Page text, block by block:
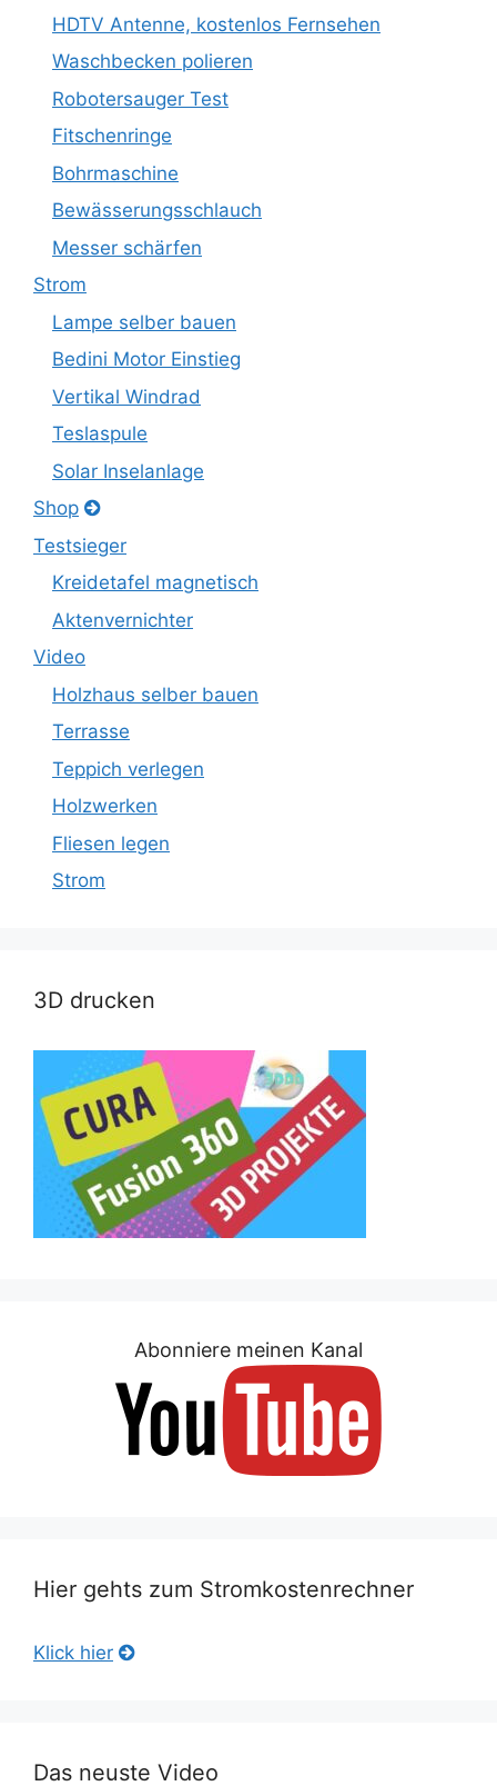
HDTV Antenne, kostenlos Fernsehen
Waschbecken polieren
Robotersauger Test
Fitschenringe
Bohrmaschine
Bewässerungsschlauch
Messer schärfen
Strom
Lampe selber bauen
Bedini Motor Einstieg
Vertikal Windrad
Teslaspule
Solar Inselanlage
Shop
Testsieger
Kreidetafel magnetisch
Aktenvernichter
Video
Holzhaus selber bauen
Terrasse
Teppich verlegen
Holzwerken
Fliesen legen
Strom
3D drucken
Abonniere meinen Kanal
Hier gehts zum Stromkostenrechner
Klick hier
Das neuste Video